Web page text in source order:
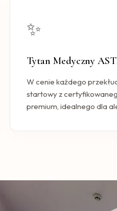
✨
Tytan Medyczny
W cenie każdego
startowy z
premium, idealnego dla